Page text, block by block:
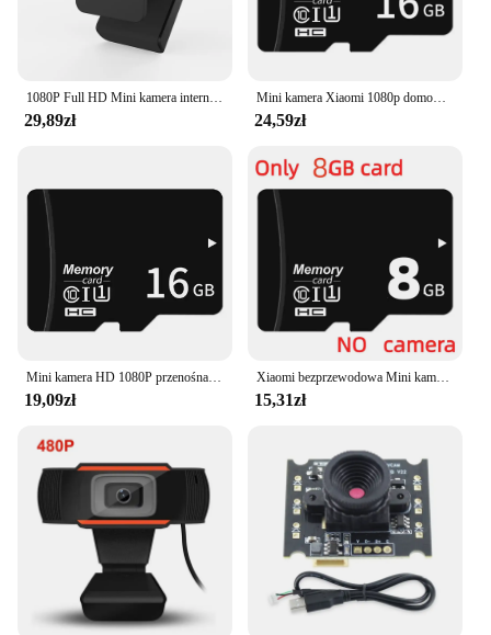
moments without the need for constant monitoring.
The night vision capabilities allow for 24/7
light conditions.
**Ideal for Wholesale and Bulk Purchases**
Understanding the needs of vendors and suppliers,
the minikamery Kamery internetowe are available
for wholesale and bulk purchases. This makes them
an excellent option for businesses looking to offer
reliable security solutions to their customers. The
cameras' compact size and ease of installation make
them a popular choice for both retailers and end-
users alike. Whether you're looking to enhance your
personal security or provide reliable surveillance
solutions to your customers, these mini cameras are
an excellent choice.
29,89zł
Mini kamera Xiaomi 1080p domowe małe bezprzewodowe kamery Wi-Fi zewnętrzne ulepszone wykrywanie ruchu zwierząt domowych alerty bezpieczeństwa kamera noktowizyjna
24,59zł
19,09zł
Xiaomi bezprzewodowa Mini kamera X10 HD 1080P kamera Wi-Fi dziecko wykrywanie ruchu dla zwierząt domowych noktowizor wideorejestrator kamera IP do nadzoru
15,31zł